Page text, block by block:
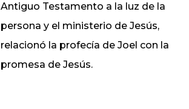
Antiguo Testamento a la luz de la
persona y el ministerio de Jesús,
relacionó la profecía de Joel con la
promesa de Jesús.